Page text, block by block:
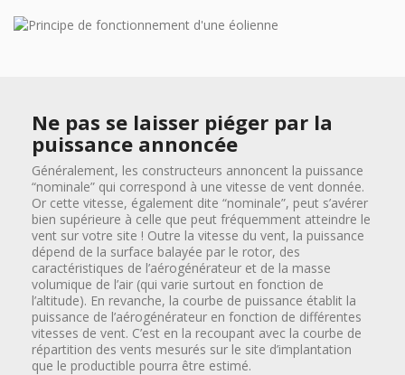
Ne pas se laisser piéger par la
puissance annoncée
Généralement, les constructeurs annoncent la puissance
“nominale” qui correspond à une vitesse de vent donnée.
Or cette vitesse, également dite “nominale”, peut s’avérer
bien supérieure à celle que peut fréquemment atteindre le
vent sur votre site ! Outre la vitesse du vent, la puissance
dépend de la surface balayée par le rotor, des
caractéristiques de l’aérogénérateur et de la masse
volumique de l’air (qui varie surtout en fonction de
l’altitude). En revanche, la courbe de puissance établit la
puissance de l’aérogénérateur en fonction de différentes
vitesses de vent. C’est en la recoupant avec la courbe de
répartition des vents mesurés sur le site d’implantation
que le productible pourra être estimé.